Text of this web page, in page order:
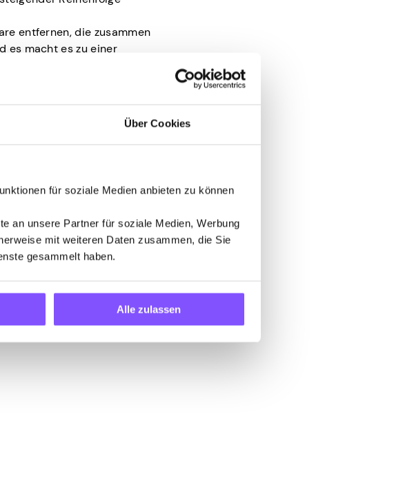
Über Cookies
für soziale Medien anbieten zu können
an unsere Partner für soziale Medien, Werbung
mit weiteren Daten zusammen, die Sie
gesammelt haben.
Alle zulassen
entfernen, die zusammen
es macht es zu einer
entferne die offenen
tut es. Im klassischen
Dies ist der